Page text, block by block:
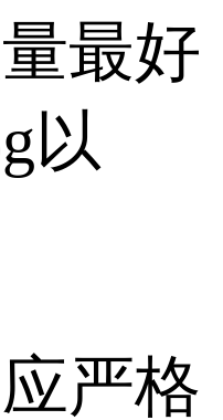
最好
以
严格